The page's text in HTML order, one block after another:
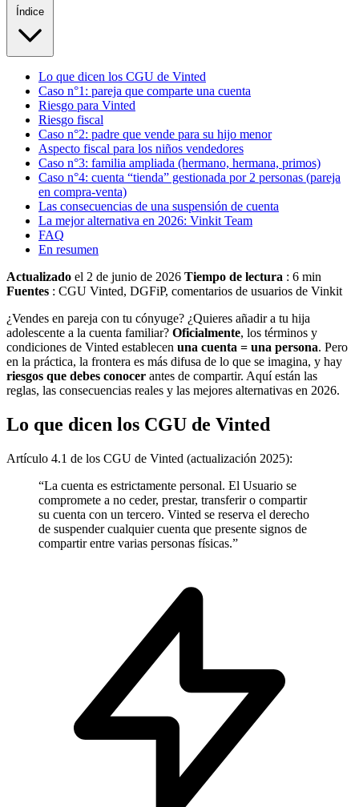
Índice
Lo que dicen los CGU de Vinted
Caso n°1: pareja que comparte una cuenta
Riesgo para Vinted
Riesgo fiscal
Caso n°2: padre que vende para su hijo menor
Aspecto fiscal para los niños vendedores
Caso n°3: familia ampliada (hermano, hermana, primos)
Caso n°4: cuenta “tienda” gestionada por 2 personas (pareja
en compra-venta)
Las consecuencias de una suspensión de cuenta
La mejor alternativa en 2026: Vinkit Team
FAQ
En resumen
Actualizado el 2 de junio de 2026 Tiempo de lectura : 6 min
Fuentes : CGU Vinted, DGFiP, comentarios de usuarios de Vinkit
¿Vendes en pareja con tu cónyuge? ¿Quieres añadir a tu hija
adolescente a la cuenta familiar? Oficialmente, los términos y
condiciones de Vinted establecen una cuenta = una persona. Pero
en la práctica, la frontera es más difusa de lo que se imagina, y hay
riesgos que debes conocer antes de compartir. Aquí están las
reglas, las consecuencias reales y las mejores alternativas en 2026.
Lo que dicen los CGU de Vinted
Artículo 4.1 de los CGU de Vinted (actualización 2025):
“La cuenta es estrictamente personal. El Usuario se
compromete a no ceder, prestar, transferir o compartir
su cuenta con un tercero. Vinted se reserva el derecho
de suspender cualquier cuenta que presente signos de
compartir entre varias personas físicas.”